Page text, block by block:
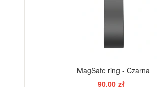
MagSafe ring - Czarna
90,00 zł